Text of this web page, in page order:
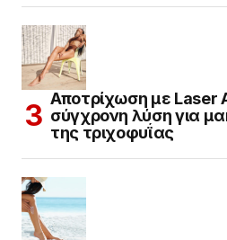
Αποτρίχωση με Laser
σύγχρονη λύση για
της τριχοφυΐας